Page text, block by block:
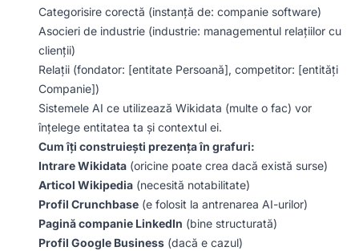
Categorisire corectă (instanță de: companie software)
Asocieri de industrie (industrie: managementul relațiilor cu
clienții)
Relații (fondator: [entitate Persoană], competitor: [entități
Companie])
Sistemele AI ce utilizează Wikidata (multe o fac) vor
înțelege entitatea ta și contextul ei.
Cum îți construiești prezența în grafuri:
Intrare Wikidata (oricine poate crea dacă există surse)
Articol Wikipedia (necesită notabilitate)
Profil Crunchbase (e folosit la antrenarea AI-urilor)
Pagină companie LinkedIn (bine structurată)
Profil Google Business (dacă e cazul)